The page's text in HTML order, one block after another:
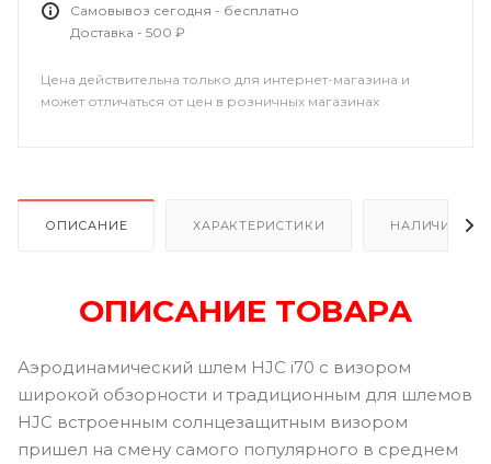
Самовывоз сегодня - бесплатно
Доставка - 500 ₽
Цена действительна только для интернет-магазина и
может отличаться от цен в розничных магазинах
ОПИСАНИЕ ХАРАКТЕРИСТИКИ НАЛИЧИЕ
ОПИСАНИЕ ТОВАРА
Аэродинамический шлем HJC i70 с визором
широкой обзорности и традиционным для шлемов
HJC встроенным солнцезащитным визором
пришел на смену самого популярного в среднем